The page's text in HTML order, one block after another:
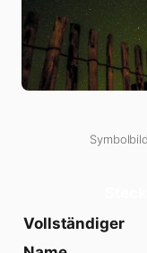
Vollständiger